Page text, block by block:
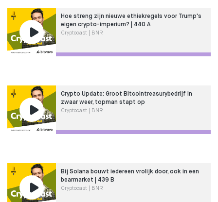
Hoe streng zijn nieuwe ethiekregels voor Trump's
eigen crypto-imperium? | 440 A
Cryptocast | BNR
Crypto Update: Groot Bitcointreasurybedrijf in
zwaar weer, topman stapt op
Cryptocast | BNR
Bij Solana bouwt iedereen vrolijk door, ook in een
bearmarket | 439 B
Cryptocast | BNR